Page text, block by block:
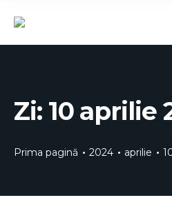
Zi: 10 aprilie
Prima pagină 2024 aprilie